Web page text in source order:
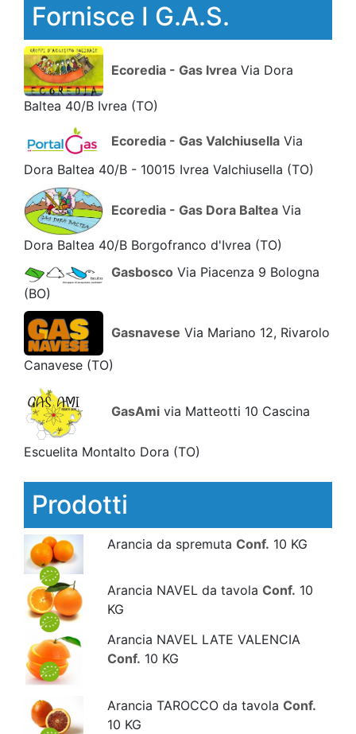
Fornisce I G.A.S.
Ecoredia - Gas Ivrea Via Dora
Baltea 40/B Ivrea (TO)
Ecoredia - Gas Valchiusella Via
Dora Baltea 40/B - 10015 Ivrea Valchiusella (TO)
Ecoredia - Gas Dora Baltea Via
Dora Baltea 40/B Borgofranco d'Ivrea (TO)
Gasbosco Via Piacenza 9 Bologna
(BO)
Gasnavese Via Mariano 12, Rivarolo
Canavese (TO)
GasAmi via Matteotti 10 Cascina
Escuelita Montalto Dora (TO)
Prodotti
Arancia da spremuta Conf. 10 KG
Arancia NAVEL da tavola Conf. 10
KG
Arancia NAVEL LATE VALENCIA
Conf. 10 KG
Arancia TAROCCO da tavola Conf.
10 KG